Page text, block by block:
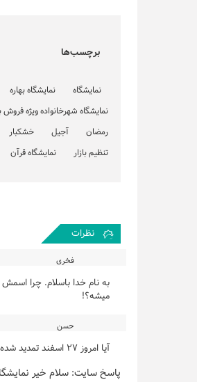
برچسب‌ها
نمایشگاه نمایشگاه بهاره
نمایشگاه شهرخانواده ویژه فروش
رمضان
آجیل خشکبار
تنظیم بازار
نمایشگاه قرآن
نظرات
فخری
به نام خدا باسلام. چرا اسمش
میشه؟!
حسن
آیا امروز 27 اسفند تمدید شده یا نه
پاسخ سایت: سلام خیر